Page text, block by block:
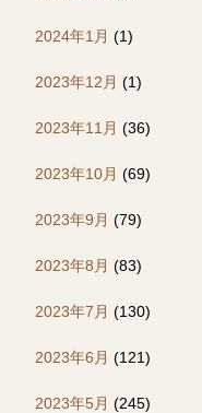
2024年1月 (1)
2023年12月 (1)
2023年11月 (36)
2023年10月 (69)
2023年9月 (79)
2023年8月 (83)
2023年7月 (130)
2023年6月 (121)
2023年5月 (245)